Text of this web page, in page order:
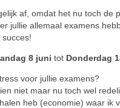
af, omdat het nu toch de
jullie allemaal examens
8 juni tot Donderdag
voor jullie examens?
niet maar nu toch wel
heb (economie) waar ik